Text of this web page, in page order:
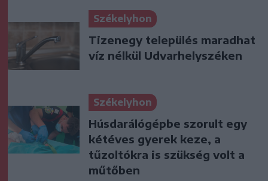
Székelyhon
Tizenegy település maradhat
víz nélkül Udvarhelyszéken
Székelyhon
Húsdarálógépbe szorult egy
kétéves gyerek keze, a
tűzoltókra is szükség volt a
műtőben